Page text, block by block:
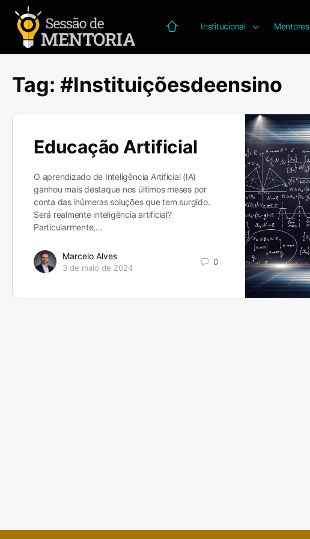
Página inicial
Institucional Mentores
Tag: #Instituiçõesdeensino
Educação Artificial
O aprendizado de Inteligência Artificial (IA)
ganhou mais destaque nos últimos meses por
conta das inúmeras soluções que tem surgido.
Será realmente inteligência artificial?
Particularmente,…
Marcelo Alves
3 de maio de 2024
0